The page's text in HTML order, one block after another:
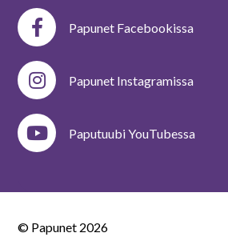
Papunet Facebookissa
Papunet Instagramissa
Paputuubi YouTubessa
© Papunet 2026